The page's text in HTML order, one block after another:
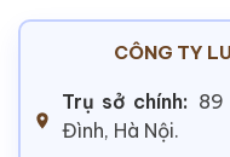
CÔNG TY
Trụ sở chính: 89
Đình, Hà Nội.